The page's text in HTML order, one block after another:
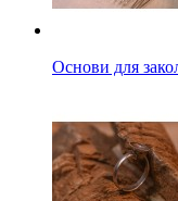
Основи для